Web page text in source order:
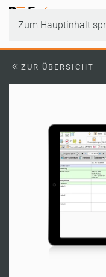
Zum Hauptinhalt
ZUR ÜBERSICHT